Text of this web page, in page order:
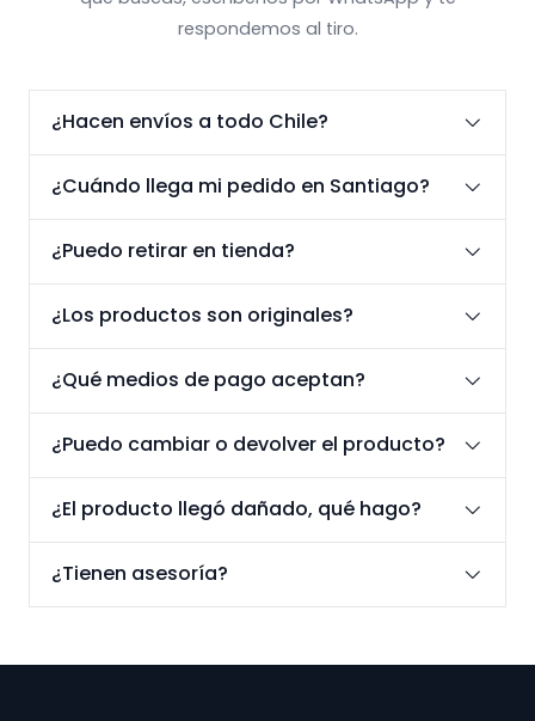
respondemos al tiro.
¿Hacen envíos a todo Chile?
¿Cuándo llega mi pedido en Santiago?
¿Puedo retirar en tienda?
¿Los productos son originales?
¿Qué medios de pago aceptan?
¿Puedo cambiar o devolver el producto?
¿El producto llegó dañado, qué hago?
¿Tienen asesoría?